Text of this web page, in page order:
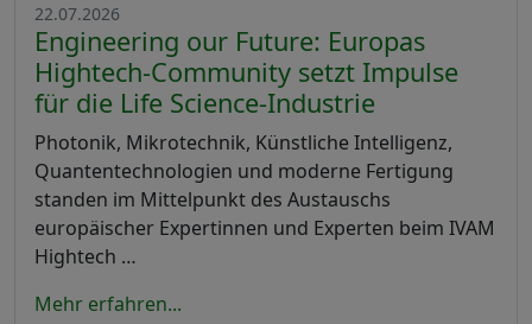
22.07.2026
Engineering our Future: Europas
Hightech-Community setzt Impulse
für die Life Science-Industrie
Photonik, Mikrotechnik, Künstliche Intelligenz,
Quantentechnologien und moderne Fertigung
standen im Mittelpunkt des Austauschs
europäischer Expertinnen und Experten beim IVAM
Hightech …
Mehr erfahren...